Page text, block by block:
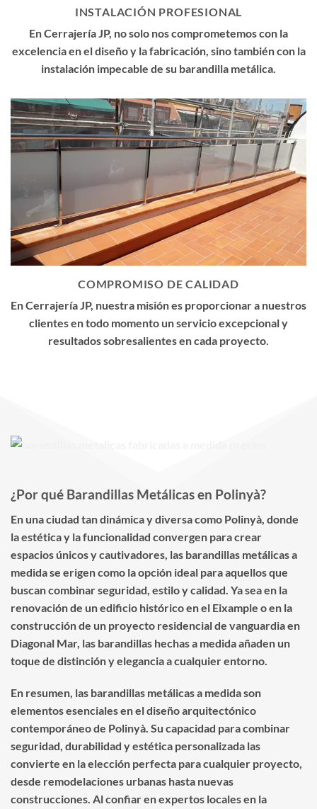
INSTALACIÓN PROFESIONAL
En Cerrajería JP, no solo nos comprometemos con la
excelencia en el diseño y la fabricación, sino también con la
instalación impecable de su barandilla metálica.
COMPROMISO DE CALIDAD
En Cerrajería JP, nuestra misión es proporcionar a nuestros
clientes en todo momento un servicio excepcional y
resultados sobresalientes en cada proyecto.
¿Por qué Barandillas Metálicas en Polinyà?
En una ciudad tan dinámica y diversa como Polinyà, donde
la estética y la funcionalidad convergen para crear
espacios únicos y cautivadores, las barandillas metálicas a
medida se erigen como la opción ideal para aquellos que
buscan combinar seguridad, estilo y calidad. Ya sea en la
renovación de un edificio histórico en el Eixample o en la
construcción de un proyecto residencial de vanguardia en
Diagonal Mar, las barandillas hechas a medida añaden un
toque de distinción y elegancia a cualquier entorno.
En resumen, las barandillas metálicas a medida son
elementos esenciales en el diseño arquitectónico
contemporáneo de Polinyà. Su capacidad para combinar
seguridad, durabilidad y estética personalizada las
convierte en la elección perfecta para cualquier proyecto,
desde remodelaciones urbanas hasta nuevas
construcciones. Al confiar en expertos locales en la